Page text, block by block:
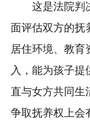
这是法院判
面评估双方的抚
居住环境、教育
入，能为孩子提
直与女方共同生
争取抚养权上会